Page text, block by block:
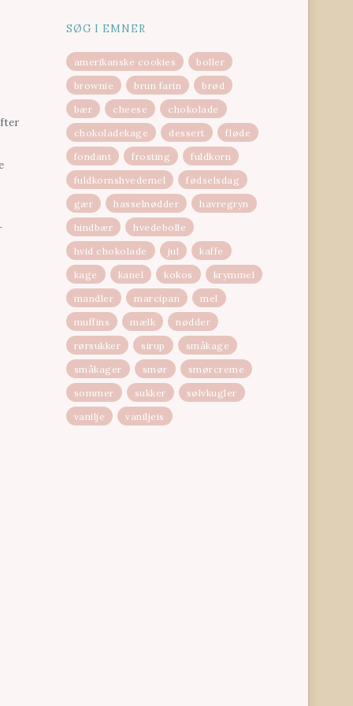
SØG I EMNER
amerikanske cookies
boller
brownie
brun farin
brød
bær
cheese
chokolade
chokoladekage
dessert
fløde
fondant
frosting
fuldkorn
fuldkornshvedemel
fødselsdag
gær
hasselnødder
havregryn
hindbær
hvedebolle
hvid chokolade
jul
kaffe
kage
kanel kokos
krymmel
mandler
marcipan
mel
muffins
mælk
nødder
rørsukker
sirup
småkage
småkager
smør
smørcreme
sommer
sukker
sølvkugler
vanilje
vaniljeis